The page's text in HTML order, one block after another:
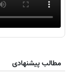
مطالب پیشنهادی